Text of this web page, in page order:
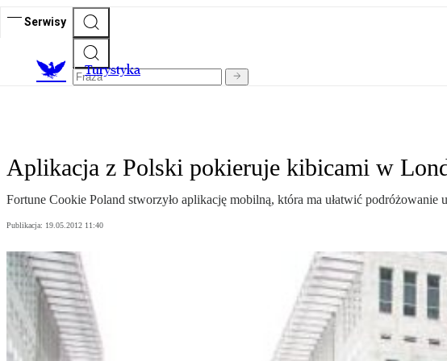
Serwisy
Turystyka
Aplikacja z Polski pokieruje kibicami w
Fortune Cookie Poland stworzyło aplikację mobilną, która ma ułatwić
Publikacja: 19.05.2012 11:40